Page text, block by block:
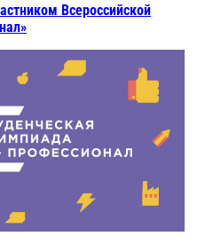
Всероссийской